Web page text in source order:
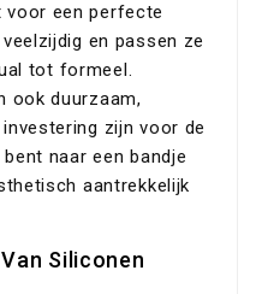
voor een perfecte
en passen ze
tot formeel.
ook duurzaam,
zijn voor de
naar een bandje
aantrekkelijk
Siliconen